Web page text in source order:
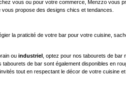
vous ou pour votre commerce, Menzzo vous
vous propose des designs chics et tendances.
la praticité de votre bar pour votre cuisine,
ou industriel , optez pour nos tabourets de
tabourets de bar sont également disponibles en
tout en respectant le décor de votre cuisine et